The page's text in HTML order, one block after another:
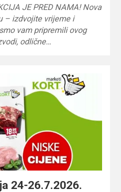
JE PRED NAMA! Nova
– izdvojite vrijeme i
vam pripremili ovog
odlične…
24-26.7.2026.